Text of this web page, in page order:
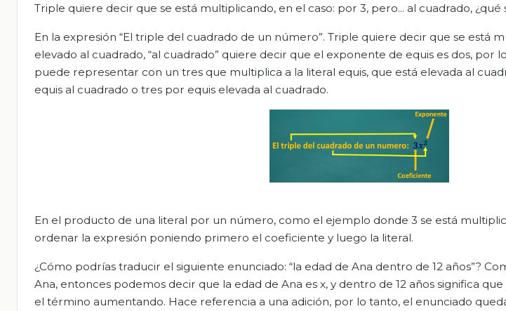
Triple quiere decir que se está multiplicando, en el caso: por 3, pero... al cuadrado, ¿qué
En la expresión “El triple del cuadrado de un número”. Triple quiere decir que se está
elevado al cuadrado, “al cuadrado” quiere decir que el exponente de equis es dos, por
puede representar con un tres que multiplica a la literal equis, que está elevada al
equis al cuadrado o tres por equis elevada al cuadrado.
En el producto de una literal por un número, como el ejemplo donde 3 se está
ordenar la expresión poniendo primero el coeficiente y luego la literal.
¿Cómo podrías traducir el siguiente enunciado: “la edad de Ana dentro de 12 años”?
Ana, entonces podemos decir que la edad de Ana es x, y dentro de 12 años significa
el término aumentando. Hace referencia a una adición, por lo tanto, el enunciado